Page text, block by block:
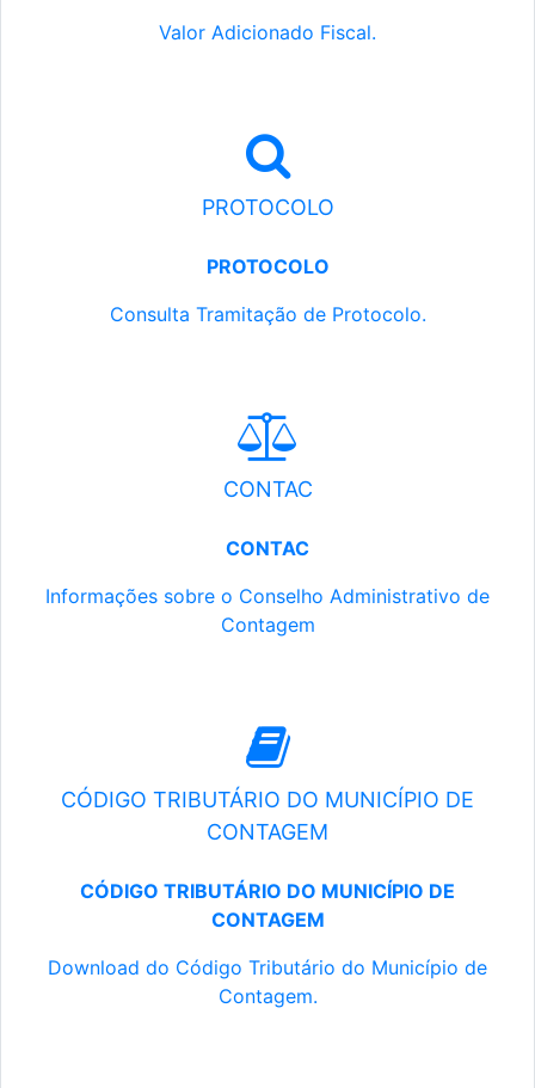
Valor Adicionado Fiscal.
PROTOCOLO
PROTOCOLO
Consulta Tramitação de Protocolo.
CONTAC
CONTAC
Informações sobre o Conselho Administrativo de
Contagem
CÓDIGO TRIBUTÁRIO DO MUNICÍPIO DE
CONTAGEM
CÓDIGO TRIBUTÁRIO DO MUNICÍPIO DE
CONTAGEM
Download do Código Tributário do Município de
Contagem.